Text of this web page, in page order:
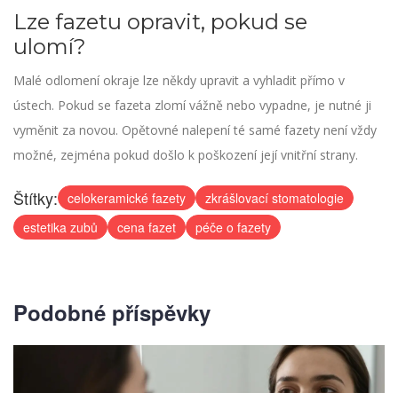
Lze fazetu opravit, pokud se
ulomí?
Malé odlomení okraje lze někdy upravit a vyhladit přímo v
ústech. Pokud se fazeta zlomí vážně nebo vypadne, je nutné ji
vyměnit za novou. Opětovné nalepení té samé fazety není vždy
možné, zejména pokud došlo k poškození její vnitřní strany.
Štítky: celokeramické fazety
zkrášlovací stomatologie
estetika zubů
cena fazet péče o fazety
Podobné příspěvky